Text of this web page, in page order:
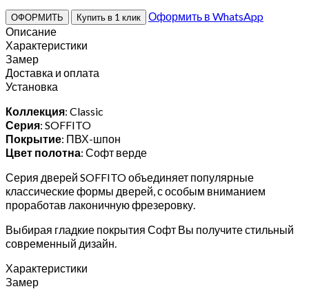
ОФОРМИТЬ Купить в 1 клик
Оформить в WhatsApp
Описание
Характеристики
Замер
Доставка и оплата
Установка
Коллекция: Classic
Серия: SOFFITO
Покрытие: ПВХ-шпон
Цвет полотна: Софт верде
Серия дверей SOFFITO объединяет популярные
классические формы дверей, с особым вниманием
проработав лаконичную фрезеровку.
Выбирая гладкие покрытия Софт Вы получите стильный
современный дизайн.
Характеристики
Замер